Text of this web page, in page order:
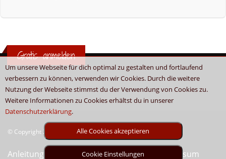
Um unsere Webseite für dich optimal zu gestalten und fortlaufend
verbessern zu können, verwenden wir Cookies. Durch die weitere
Nutzung der Webseite stimmst du der Verwendung von Cookies zu.
Weitere Informationen zu Cookies erhältst du in unserer
Datenschutzerklärung.
Alle Cookies akzeptieren
Cookie Einstellungen
Gratis anmelden
© Copyright 2026 - Boni.tv / Cashback & Gutscheine
Anleitung Sitemap Kontakt Unser Impressum